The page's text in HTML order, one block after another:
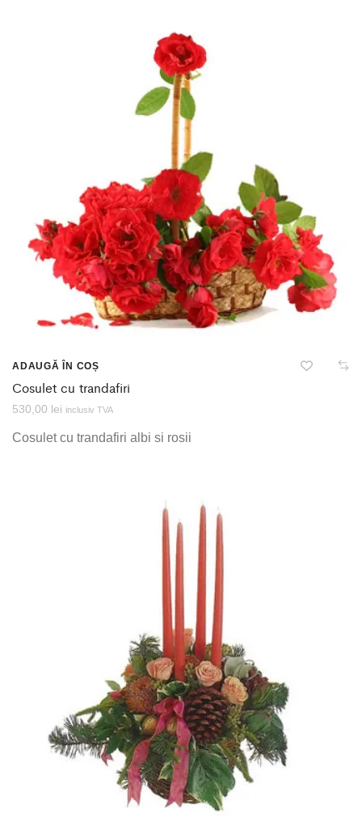
ADAUGĂ ÎN COȘ
Cosulet cu trandafiri
530,00 lei inclusiv TVA
Cosulet cu trandafiri albi si rosii